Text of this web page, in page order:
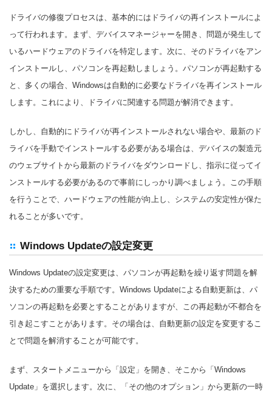
ドライバの修復プロセスは、基本的にはドライバの再インストールによ
って行われます。まず、デバイスマネージャーを開き、問題が発生して
いるハードウェアのドライバを特定します。次に、そのドライバをアン
インストールし、パソコンを再起動しましょう。パソコンが再起動する
と、多くの場合、Windowsは自動的に必要なドライバを再インストール
します。これにより、ドライバに関連する問題が解消できます。
しかし、自動的にドライバが再インストールされない場合や、最新のド
ライバを手動でインストールする必要がある場合は、デバイスの製造元
のウェブサイトから最新のドライバをダウンロードし、指示に従ってイ
ンストールする必要があるので事前にしっかり調べましょう。この手順
を行うことで、ハードウェアの性能が向上し、システムの安定性が保た
れることが多いです。
Windows Updateの設定変更
Windows Updateの設定変更は、パソコンが再起動を繰り返す問題を解
決するための重要な手順です。Windows Updateによる自動更新は、パ
ソコンの再起動を必要とすることがありますが、この再起動が不都合を
引き起こすことがあります。その場合は、自動更新の設定を変更するこ
とで問題を解消することが可能です。
まず、スタートメニューから「設定」を開き、そこから「Windows
Update」を選択します。次に、「その他のオプション」から更新の一時